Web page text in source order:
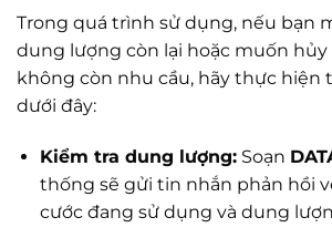
Trong quá trình sử dụng, nếu bạn
dung lượng còn lại hoặc muốn hủy
không còn nhu cầu, hãy thực hiện
dưới đây:
Kiểm tra dung lượng:Soạn
thống sẽ gửi tin nhắn phản hồi
cước đang sử dụng và dung